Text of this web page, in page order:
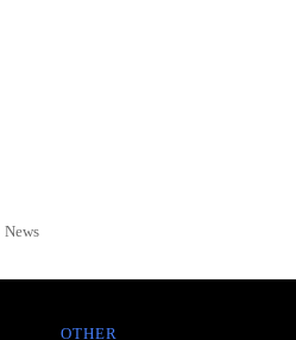
OTHER